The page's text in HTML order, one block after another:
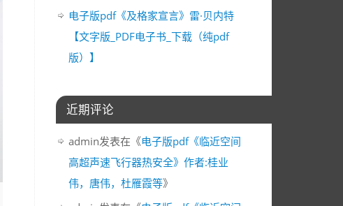
电子版pdf《及格家宣言》雷·贝内特
【文字版_PDF电子书_下载（纯pdf
版）】
近期评论
admin发表在《电子版pdf《临近空间
高超声速飞行器热安全》作者:桂业
伟，唐伟，杜雁霞等》